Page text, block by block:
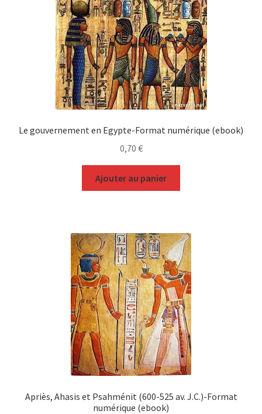
Le gouvernement en Egypte-Format numérique (ebook)
0,70 €
Ajouter au panier
Apriès, Ahasis et Psahménit (600-525 av. J.C.)-Format
numérique (ebook)